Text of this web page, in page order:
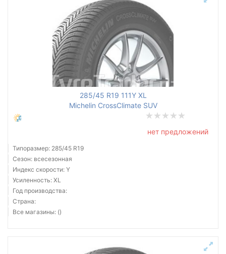
285/45 R19 111Y XL
Michelin CrossClimate SUV
нет предложений
Типоразмер: 285/45 R19
Сезон: всесезонная
Индекс скорости: Y
Усиленность: XL
Год производства:
Страна:
Все магазины: ()